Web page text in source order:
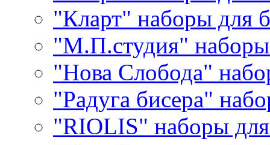
"Кларт" наборы для
"М.П.студия"
"Нова Слобода"
"Радуга бисера"
"RIOLIS" наборы